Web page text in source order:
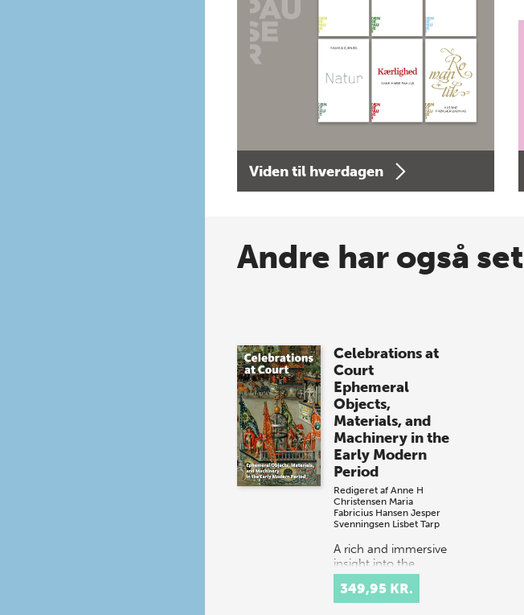
Viden til hverdagen
Andre har også set
Celebrations at
Court
Ephemeral
Objects,
Materials, and
Machinery in the
Early Modern
Period
Redigeret af Anne H
Christensen Maria
Fabricius Hansen Jesper
Svenningsen Lisbet Tarp
A rich and immersive
insight into the
spectacular courtly
festival culture of
16th and 17th-
349,95 KR.